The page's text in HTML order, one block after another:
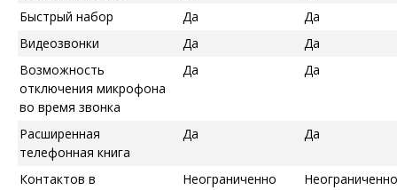
Быстрый набор
Да
Да
Видеозвонки
Да
Да
Возможность
отключения микрофона
во время звонка
Да Да
Расширенная
телефонная книга
Да Да
Контактов в
Неограниченно Неограниченно